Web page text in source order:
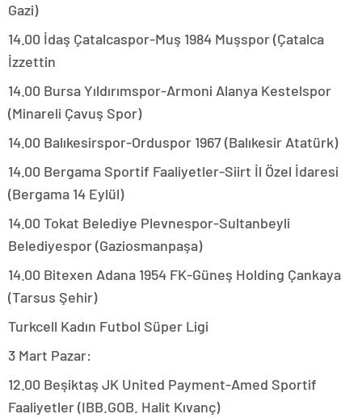
Gazi)
14.00 İdaş Çatalcaspor-Muş 1984 Muşspor (Çatalca
İzzettin
14.00 Bursa Yıldırımspor-Armoni Alanya Kestelspor
(Minareli Çavuş Spor)
14.00 Balıkesirspor-Orduspor 1967 (Balıkesir Atatürk)
14.00 Bergama Sportif Faaliyetler-Siirt İl Özel İdaresi
(Bergama 14 Eylül)
14.00 Tokat Belediye Plevnespor-Sultanbeyli
Belediyespor (Gaziosmanpaşa)
14.00 Bitexen Adana 1954 FK-Güneş Holding Çankaya
(Tarsus Şehir)
Turkcell Kadın Futbol Süper Ligi
3 Mart Pazar:
12.00 Beşiktaş JK United Payment-Amed Sportif
Faaliyetler (IBB.GOB. Halit Kıvanç)